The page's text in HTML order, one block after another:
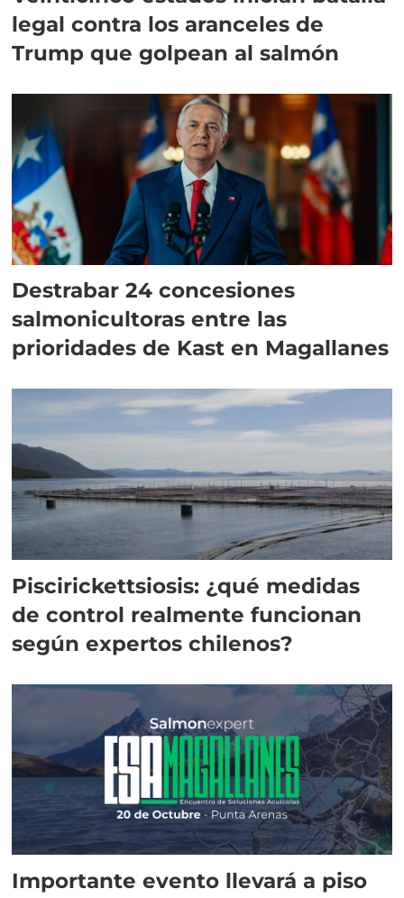
legal contra los aranceles de
Trump que golpean al salmón
Destrabar 24 concesiones
salmonicultoras entre las
prioridades de Kast en Magallanes
Piscirickettsiosis: ¿qué medidas
de control realmente funcionan
según expertos chilenos?
Importante evento llevará a piso